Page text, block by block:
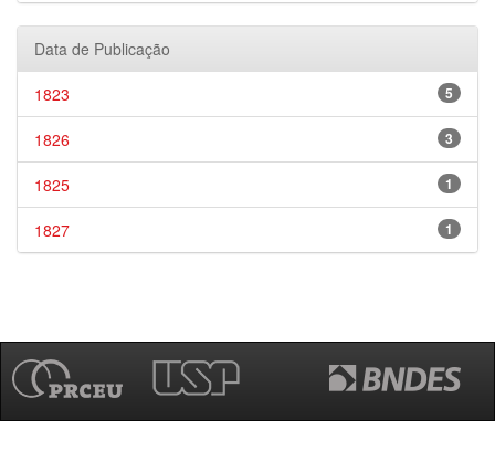
Data de Publicação
5
1823
3
1826
1
1825
1
1827